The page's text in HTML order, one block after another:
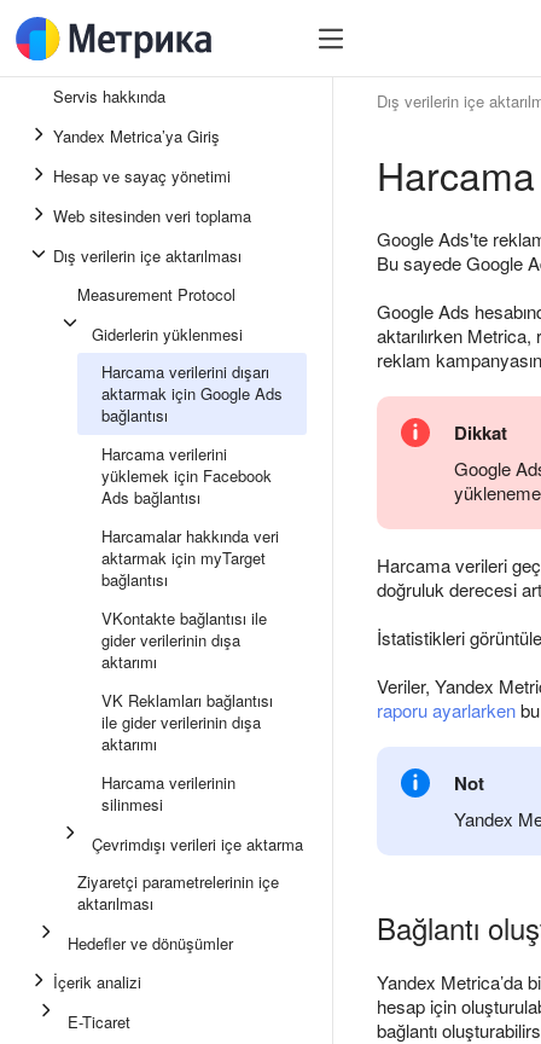
Servis hakkında
Yandex Metrica’ya Giriş
Hesap ve sayaç yönetimi
Web sitesinden veri toplama
Dış verilerin içe aktarılması
Measurement Protocol
Giderlerin yüklenmesi
Harcama verilerini dışarı
aktarmak için Google Ads
bağlantısı
Harcama verilerini
yüklemek için Facebook
Ads bağlantısı
Harcamalar hakkında veri
aktarmak için myTarget
bağlantısı
VKontakte bağlantısı ile
gider verilerinin dışa
aktarımı
VK Reklamları bağlantısı
ile gider verilerinin dışa
aktarımı
Harcama verilerinin
silinmesi
Çevrimdışı verileri içe aktarma
Ziyaretçi parametrelerinin içe
aktarılması
Hedefler ve dönüşümler
İçerik analizi
E-Ticaret
Dış verilerin içe
Google Ads'te
Bu sayede Google
Google Ads
aktarılırken
reklam
Dikkat
Google
Harcama verileri
doğruluk derecesi
İstatistikleri
Veriler, Yandex
raporu ayarlarken
Not
Yandex
Bağlantı
Yandex Metrica’da
hesap için
bağlantı